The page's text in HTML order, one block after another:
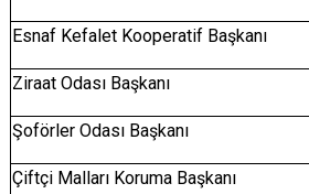
Esnaf Kefalet Kooperatif Başkanı
Ziraat Odası Başkanı
Şoförler Odası Başkanı
Çiftçi Malları Koruma Başkanı